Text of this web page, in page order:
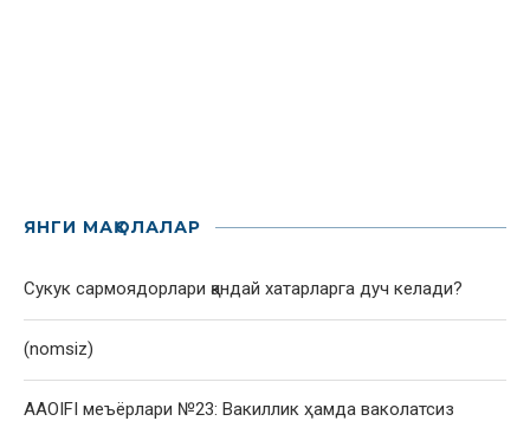
ЯНГИ МАҚОЛАЛАР
Сукук сармоядорлари қандай хатарларга дуч келади?
(nomsiz)
AAOIFI меъёрлари №23: Вакиллик ҳамда ваколатсиз